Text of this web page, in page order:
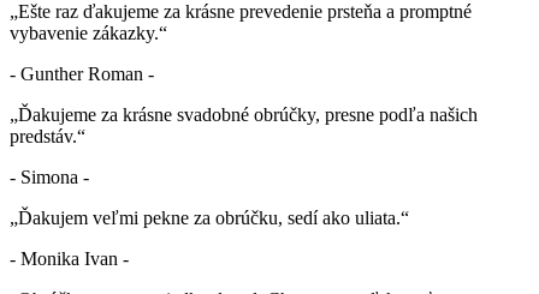
„Ešte raz ďakujeme za krásne prevedenie prsteňa a promptné
vybavenie zákazky.“
- Gunther Roman -
„Ďakujeme za krásne svadobné obrúčky, presne podľa našich
predstáv.“
- Simona -
„Ďakujem veľmi pekne za obrúčku, sedí ako uliata.“
- Monika Ivan -